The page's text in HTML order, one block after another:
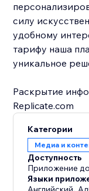
силу
удобному
тарифу наша
уникальное
Раскрытие
Replicate.com
Категории
Медиа и
Доступность
Приложение
Языки